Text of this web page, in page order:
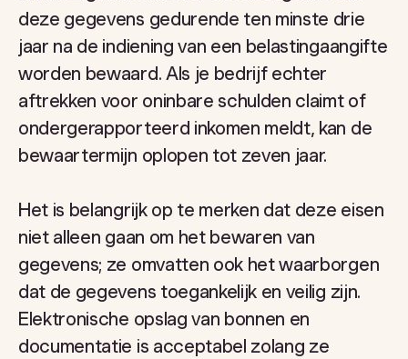
deze gegevens gedurende ten minste drie
jaar na de indiening van een belastingaangifte
worden bewaard. Als je bedrijf echter
aftrekken voor oninbare schulden claimt of
ondergerapporteerd inkomen meldt, kan de
bewaartermijn oplopen tot zeven jaar.
Het is belangrijk op te merken dat deze eisen
niet alleen gaan om het bewaren van
gegevens; ze omvatten ook het waarborgen
dat de gegevens toegankelijk en veilig zijn.
Elektronische opslag van bonnen en
documentatie is acceptabel zolang ze